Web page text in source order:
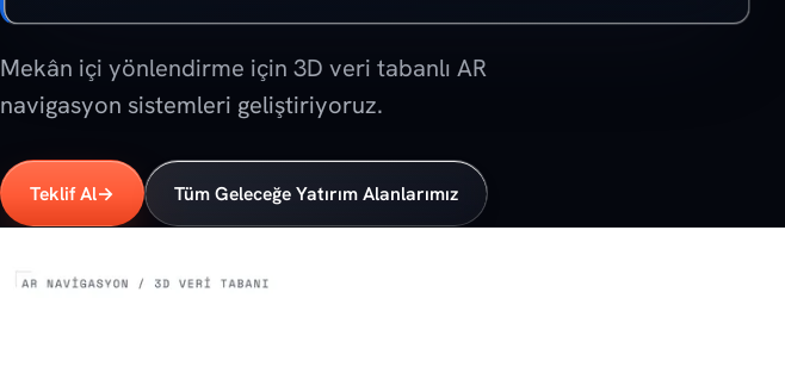
Mekân içi yönlendirme için 3D veri tabanlı AR
navigasyon sistemleri geliştiriyoruz.
Teklif Al→ Tüm Geleceğe Yatırım Alanlarımız